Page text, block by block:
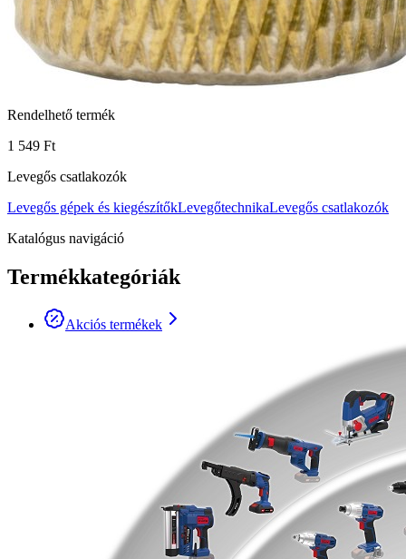
Rendelhető termék
1 549 Ft
Levegős csatlakozók
Levegős gépek és kiegészítőkLevegőtechnikaLevegős csatlakozók
Katalógus navigáció
Termékkategóriák
Akciós termékek